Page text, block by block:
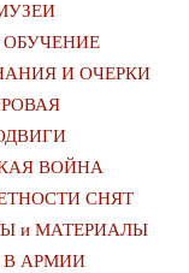
И ОЧЕРКИ
ВОЙНА
СНЯТ
и МАТЕРИАЛЫ
АРМИИ